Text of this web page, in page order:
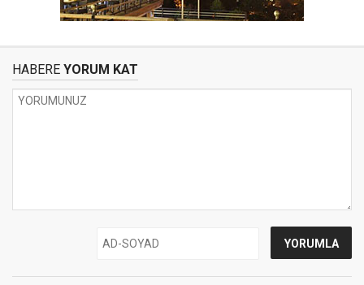
HABERE YORUM KAT